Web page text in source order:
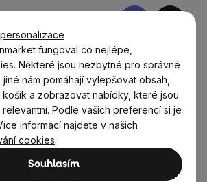
fungoval co nejlépe,
Některé jsou nezbytné pro správné
nám pomáhají vylepšovat obsah,
košík a zobrazovat nabídky, které jsou
Podle vašich preferencí si je
informací najdete v našich
cookies.
Souhlasím
Nákupní
na Longevity Festivalu: spánek,
na Longevity
energie a